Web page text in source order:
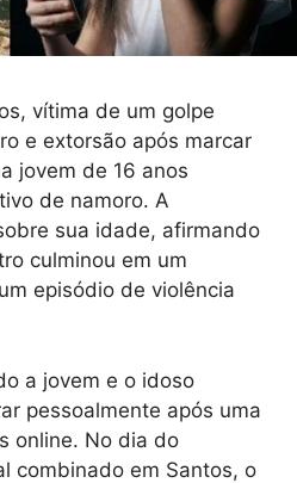
vítima de um golpe
e extorsão após marcar
jovem de 16 anos
de namoro. A
sua idade, afirmando
culminou em um
episódio de violência
a jovem e o idoso
pessoalmente após uma
online. No dia do
combinado em Santos, o